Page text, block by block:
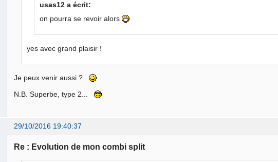
usas12 a écrit:
on pourra se revoir alors
yes avec grand plaisir !
Je peux venir aussi ?
N.B. Superbe, type 2...
29/10/2016 19:40:37
Re : Evolution de mon combi split